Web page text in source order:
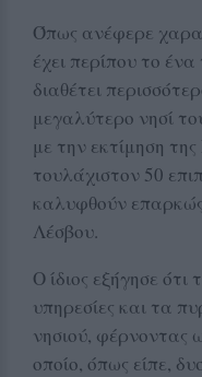
Όπως ανέφερε
έχει περίπου το
διαθέτει
μεγαλύτερο νησί
με την εκτίμηση
τουλάχιστον 50
καλυφθούν
Λέσβου.
Ο ίδιος εξήγησε
υπηρεσίες και τα
νησιού, φέρνοντας
οποίο, όπως είπε,